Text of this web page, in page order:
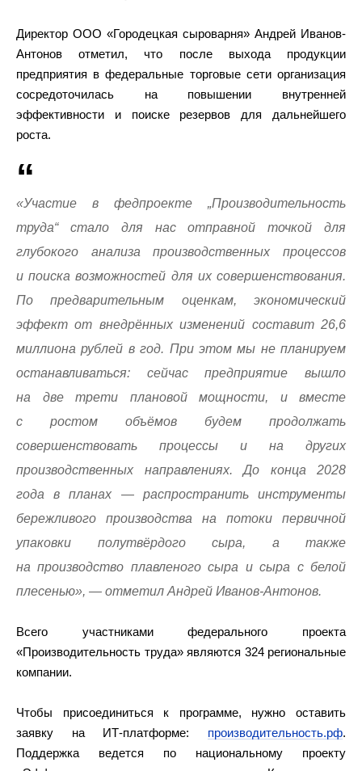
Директор ООО «Городецкая сыроварня» Андрей Иванов-
Антонов отметил, что после выхода продукции
предприятия в федеральные торговые сети организация
сосредоточилась на повышении внутренней
эффективности и поиске резервов для дальнейшего
роста.
«Участие в федпроекте „Производительность
труда“ стало для нас отправной точкой для
глубокого анализа производственных процессов
и поиска возможностей для их совершенствования.
По предварительным оценкам, экономический
эффект от внедрённых изменений составит 26,6
миллиона рублей в год. При этом мы не планируем
останавливаться: сейчас предприятие вышло
на две трети плановой мощности, и вместе
с ростом объёмов будем продолжать
совершенствовать процессы и на других
производственных направлениях. До конца 2028
года в планах — распространить инструменты
бережливого производства на потоки первичной
упаковки полутвёрдого сыра, а также
на производство плавленого сыра и сыра с белой
плесенью», — отметил Андрей Иванов-Антонов.
Всего участниками федерального проекта
«Производительность труда» являются 324 региональные
компании.
Чтобы присоединиться к программе, нужно оставить
заявку на ИТ-платформе: производительность.рф.
Поддержка ведется по национальному проекту